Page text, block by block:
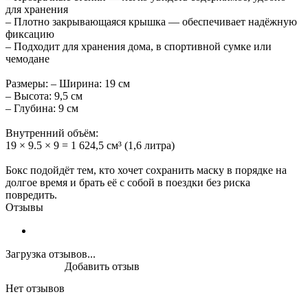
для хранения
– Плотно закрывающаяся крышка — обеспечивает надёжную
фиксацию
– Подходит для хранения дома, в спортивной сумке или
чемодане
Размеры: – Ширина: 19 см
– Высота: 9,5 см
– Глубина: 9 см
Внутренний объём:
19 × 9.5 × 9 = 1 624,5 см³ (1,6 литра)
Бокс подойдёт тем, кто хочет сохранить маску в порядке на
долгое время и брать её с собой в поездки без риска
повредить.
Отзывы
Загрузка отзывов...
Нет отзывов
Добавить отзыв